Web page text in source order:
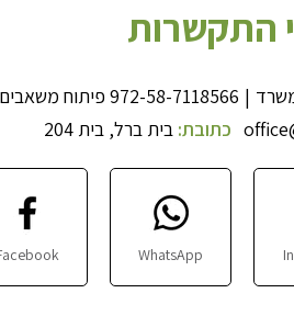
התקשרות
|
972-58-7118566פיתוח משאבים
כתובת: בית ברל, בית 204
WhatsApp